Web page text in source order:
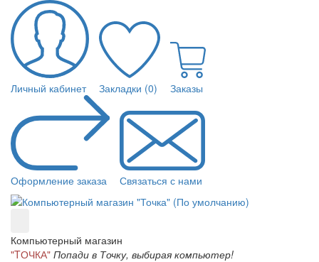
Личный кабинет Закладки (0) Заказы
Оформление заказа Связаться с нами
Компьютерный магазин
"TОЧКА" Попади в Точку, выбирая компьютер!